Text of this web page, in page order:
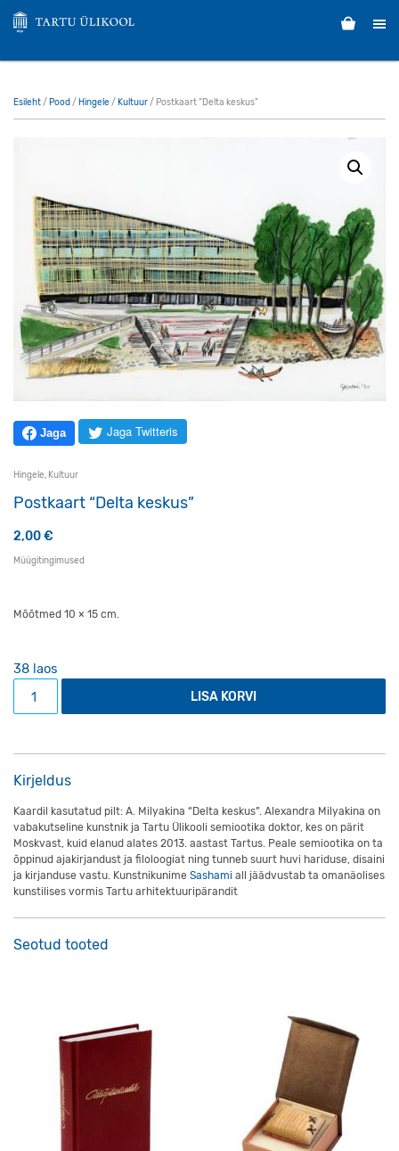
Esileht/ Pood / Hingele / Kultuur/ Postkaart “Delta keskus”
Jaga Jaga Twitteris
Hingele, Kultuur
Postkaart “Delta keskus”
2,00€
Müügitingimused
Mõõtmed 10 × 15 cm.
38 laos
Postkaart "Delta keskus" kogus
LISA KORVI
Kirjeldus
Kaardil kasutatud pilt: A. Milyakina “Delta keskus”. Alexandra Milyakina on
vabakutseline kunstnik ja Tartu Ülikooli semiootika doktor, kes on pärit
Moskvast, kuid elanud alates 2013. aastast Tartus. Peale semiootika on ta
õppinud ajakirjandust ja filoloogiat ning tunneb suurt huvi hariduse, disaini
ja kirjanduse vastu. Kunstnikunime Sashami all jäädvustab ta omanäolises
kunstilises vormis Tartu arhitektuuripärandit
Seotud tooted